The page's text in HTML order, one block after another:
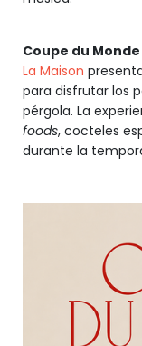
Coupe du
La Maison
para disfrutar los
pérgola. La
foods, cocteles
durante la